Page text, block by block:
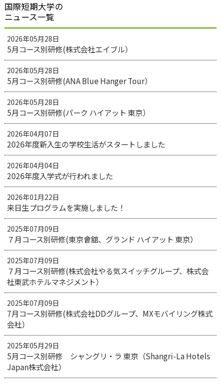
国際短期大学の
ニュース一覧
2026年05月28日
5月コース別研修(株式会社エイブル）
2026年05月28日
5月コース別研修(ANA Blue Hanger Tour）
2026年05月28日
5月コース別研修(パーク ハイアット 東京）
2026年04月07日
2026年度新入生の学校生活がスタートしました
2026年04月04日
2026年度入学式が行われました
2026年01月22日
来日生プログラムを実施しました！
2025年07月09日
７月コース別研修(東京會舘、グランド ハイアット 東京）
2025年07月09日
７月コース別研修(株式会社やる気スイッチグループ、株式会
社東武ホテルマネジメント）
2025年07月09日
7月コース別研修(株式会社DDグループ、MXモバイリング株式
会社）
2025年05月29日
5月コース別研修 シャングリ・ラ 東京（Shangri-La Hotels
Japan株式会社）